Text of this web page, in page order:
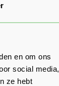
en om ons
social media,
ze hebt